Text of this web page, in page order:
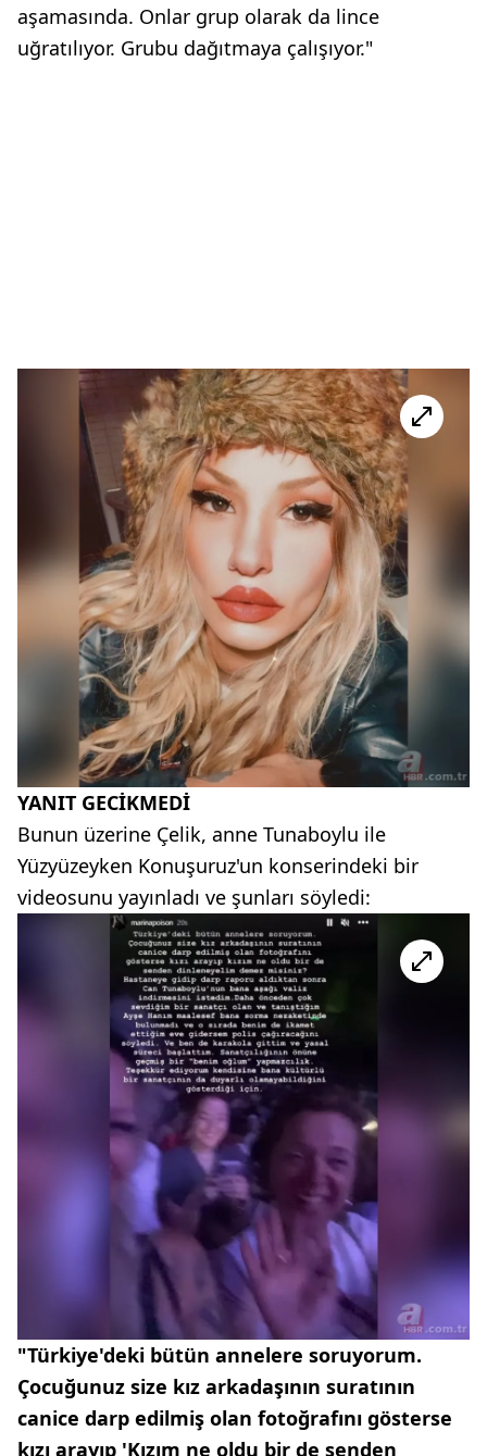
aşamasında. Onlar grup olarak da lince
uğratılıyor. Grubu dağıtmaya çalışıyor."
YANIT GECİKMEDİ
Bunun üzerine Çelik, anne Tunaboylu ile
Yüzyüzeyken Konuşuruz'un konserindeki bir
videosunu yayınladı ve şunları söyledi:
"Türkiye'deki bütün annelere soruyorum.
Çocuğunuz size kız arkadaşının suratının
canice darp edilmiş olan fotoğrafını gösterse
kızı arayıp 'Kızım ne oldu bir de senden